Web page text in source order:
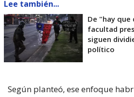
Lee también...
De "hay
facultad
siguen
político
Según planteó, ese enfoque